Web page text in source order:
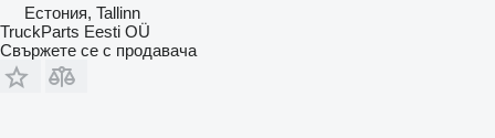
Естония, Tallinn
TruckParts Eesti OÜ
Свържете се с продавача